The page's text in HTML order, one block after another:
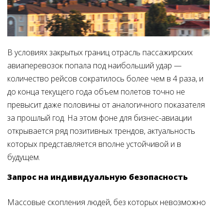
В условиях закрытых границ отрасль пассажирских
авиаперевозок попала под наибольший удар —
количество рейсов сократилось более чем в 4 раза, и
до конца текущего года объем полетов точно не
превысит даже половины от аналогичного показателя
за прошлый год. На этом фоне для бизнес-авиации
открывается ряд позитивных трендов, актуальность
которых представляется вполне устойчивой и в
будущем.
Запрос на индивидуальную безопасность
Массовые скопления людей, без которых невозможно